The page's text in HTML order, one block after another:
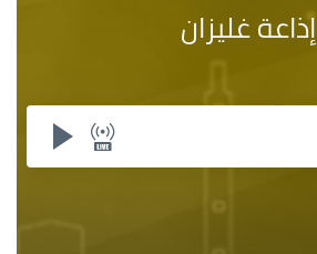
إذاعة غليزان